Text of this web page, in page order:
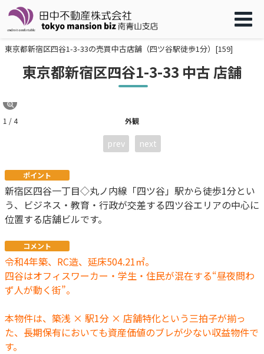
東京都新宿区四谷1-3-33の売買中古店舗（四ツ谷駅徒歩1分）[159]
東京都新宿区四谷1-3-33 中古 店舗
外観
1 / 4
prev next
ポイント
新宿区四谷一丁目◇丸ノ内線「四ツ谷」駅から徒歩1分とい
う、ビジネス・教育・行政が交差する四ツ谷エリアの中心に
位置する店舗ビルです。
コメント
令和4年築、RC造、延床504.21㎡。
四谷はオフィスワーカー・学生・住民が混在する“昼夜問わ
ず人が動く街”。
本物件は、築浅 × 駅1分 × 店舗特化という三拍子が揃っ
た、長期保有においても資産価値のブレが少ない収益物件で
す。